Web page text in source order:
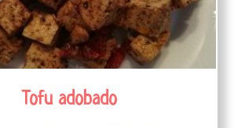
Tofu adobado